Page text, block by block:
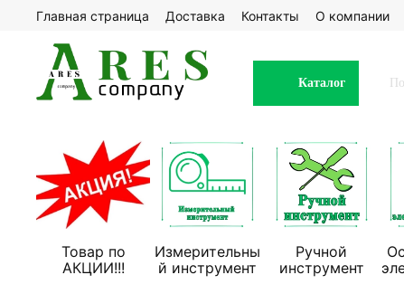
Главная страница Доставка Контакты О компании
Каталог
Товар по
АКЦИИ!!!
Измерительны
й инструмент
Ручной
инструмент